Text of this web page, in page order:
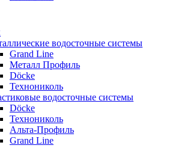
водосточные системы
Grand Line
Металл Профиль
Döсkе
Технониколь
водосточные системы
Döcke
Технониколь
Альта-Профиль
Grand Line